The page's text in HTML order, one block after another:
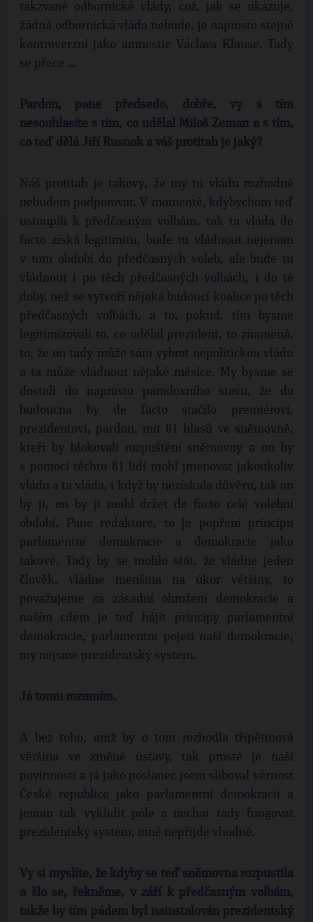
takzvané odbornické vlády, což, jak se ukazuje,
žádná odbornická vláda nebude, je naprosto stejně
kontroverzní jako amnestie Václava Klause. Tady
se přece ...
Pardon, pane předsedo, dobře, vy s tím
nesouhlasíte s tím, co udělal Miloš Zeman a s tím,
co teď dělá Jiří Rusnok a váš protitah je jaký?
Náš protitah je takový, že my tu vládu rozhodně
nebudem podporovat. V momentě, kdybychom teď
ustoupili k předčasným volbám, tak ta vláda de
facto získá legitimitu, bude tu vládnout nejenom
v tom období do předčasných voleb, ale bude tu
vládnout i po těch předčasných volbách, i do té
doby, než se vytvoří nějaká budoucí koalice po těch
předčasných volbách, a to, pokud, tím bysme
legitimizovali to, co udělal prezident, to znamená,
to, že on tady může sám vybrat nepolitickou vládu
a ta může vládnout nějaké měsíce. My bysme se
dostali do naprosto paradoxního stavu, že do
budoucna by de facto stačilo premiérovi,
prezidentovi, pardon, mít 81 hlasů ve sněmovně,
kteří by blokovali rozpuštění sněmovny a on by
s pomocí těchto 81 lidí mohl jmenovat jakoukoliv
vládu a ta vláda, i když by nezískala důvěru, tak on
by ji, on by ji mohl držet de facto celé volební
období. Pane redaktore, to je popření principu
parlamentní demokracie a demokracie jako
takové. Tady by se mohlo stát, že vládne jeden
člověk, vládne menšina na úkor většiny, to
považujeme za zásadní ohrožení demokracie a
naším cílem je teď hájit principy parlamentní
demokracie, parlamentní pojetí naší demokracie,
my nejsme prezidentský systém.
Já tomu rozumím.
A bez toho, aniž by o tom rozhodla třípětinová
většina ve změně ústavy, tak prostě je naší
povinností a já jako poslanec jsem sliboval věrnost
České republice jako parlamentní demokracii a
jenom tak vyklidit pole a nechat tady fungovat
prezidentský systém, mně nepřijde vhodné.
Vy si myslíte, že kdyby se teď sněmovna rozpustila
a šlo se, řekněme, v září k předčasným volbám,
takže by tím pádem byl nainstalován prezidentský